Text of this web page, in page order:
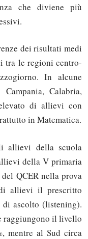
che diviene più
dei risultati medi
tra le regioni centro-
In alcune
Calabria,
di allievi con
in Matematica.
allievi della scuola
della V primaria
QCER nella prova
allievi il prescritto
ascolto (listening).
raggiungono il livello
mentre al Sud circa